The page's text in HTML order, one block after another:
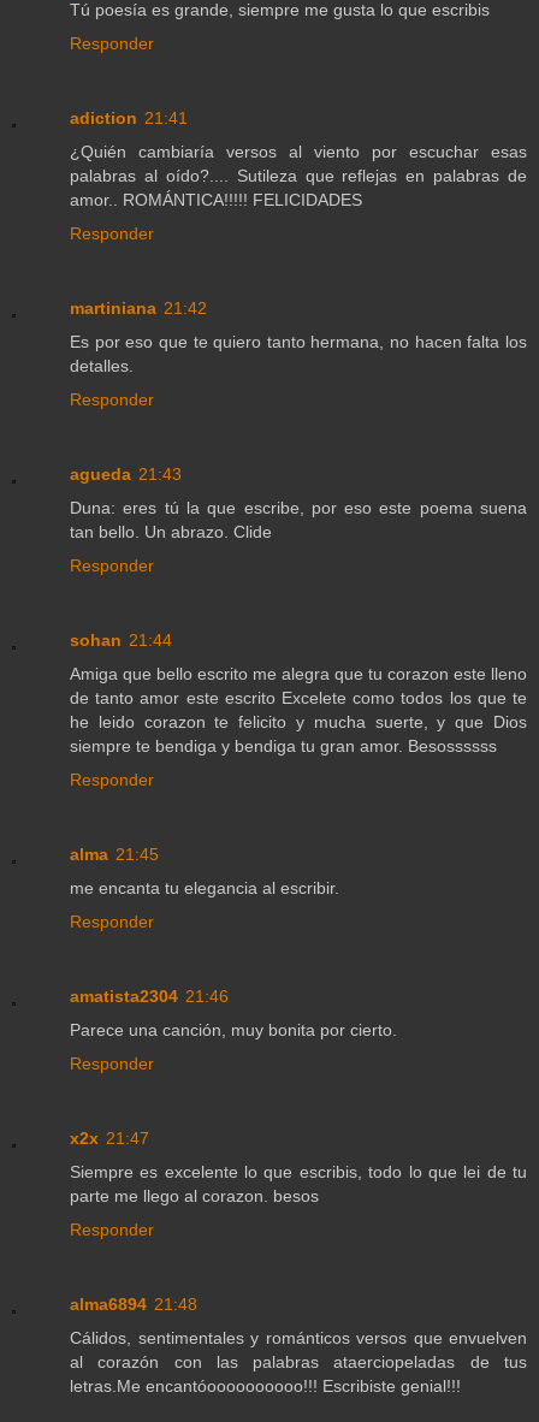
Tú poesía es grande, siempre me gusta lo que escribis
Responder
adiction 21:41
¿Quién cambiaría versos al viento por escuchar esas
palabras al oído?.... Sutileza que reflejas en palabras de
amor.. ROMÁNTICA!!!!! FELICIDADES
Responder
martiniana 21:42
Es por eso que te quiero tanto hermana, no hacen falta los
detalles.
Responder
agueda 21:43
Duna: eres tú la que escribe, por eso este poema suena
tan bello. Un abrazo. Clide
Responder
sohan 21:44
Amiga que bello escrito me alegra que tu corazon este lleno
de tanto amor este escrito Excelete como todos los que te
he leido corazon te felicito y mucha suerte, y que Dios
siempre te bendiga y bendiga tu gran amor. Besossssss
Responder
alma 21:45
me encanta tu elegancia al escribir.
Responder
amatista2304 21:46
Parece una canción, muy bonita por cierto.
Responder
x2x 21:47
Siempre es excelente lo que escribis, todo lo que lei de tu
parte me llego al corazon. besos
Responder
alma6894 21:48
Cálidos, sentimentales y románticos versos que envuelven
al corazón con las palabras ataerciopeladas de tus
letras.Me encantóoooooooooo!!! Escribiste genial!!!